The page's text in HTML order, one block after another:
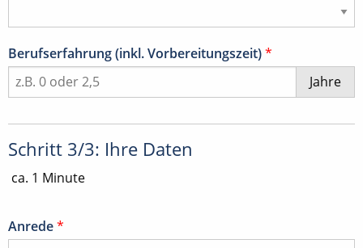
Berufserfahrung (inkl. Vorbereitungszeit)*
Jahre
Schritt 3/3: Ihre Daten
ca. 1 Minute
Anrede*